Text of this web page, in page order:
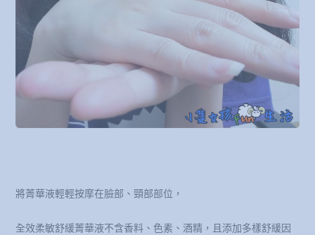
將菁華液輕輕按摩在臉部、頸部部位，
全效柔敏舒緩菁華液不含香料、色素、酒精，且添加多樣舒緩因